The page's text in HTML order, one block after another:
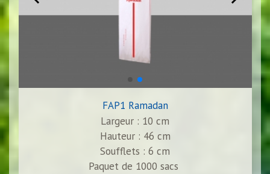
FAP1 Ramadan
Largeur : 10 cm
Hauteur : 46 cm
Soufflets : 6 cm
Paquet de 1000 sacs